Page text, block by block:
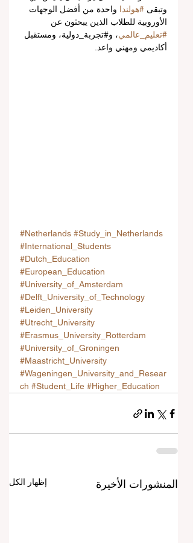
وتبقى #هولندا واحدة من أفضل الوجهات
الأوروبية للطلاب الذين يبحثون عن
#تعليم_عالمي، و#تجربة_دولية، ومستقبل
أكاديمي ومهني واعد.
#Netherlands #Study_in_Netherlands
#International_Students
#Dutch_Education
#European_Education
#University_of_Amsterdam
#Delft_University_of_Technology
#Leiden_University
#Utrecht_University
#Erasmus_University_Rotterdam
#University_of_Groningen
#Maastricht_University
#Wageningen_University_and_Resear
ch #Student_Life #Higher_Education
المنشورات الأخيرة إظهار الكل